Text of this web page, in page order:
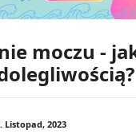
moczu -
Listopad, 2023